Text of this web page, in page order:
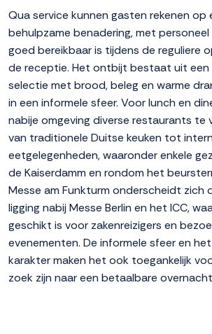
Qua service kunnen gasten rekenen op
behulpzame benadering, met
goed bereikbaar is tijdens de reguliere
de receptie. Het ontbijt bestaat uit
selectie met brood, beleg en warme
in een informele sfeer. Voor lunch en
nabije omgeving diverse restaurants te
van traditionele Duitse keuken tot
eetgelegenheden, waaronder enkele
de Kaiserdamm en rondom het
Messe am Funkturm onderscheidt zich
ligging nabij Messe Berlin en het ICC,
geschikt is voor zakenreizigers en
evenementen. De informele sfeer en
karakter maken het ook toegankelijk
zoek zijn naar een betaalbare